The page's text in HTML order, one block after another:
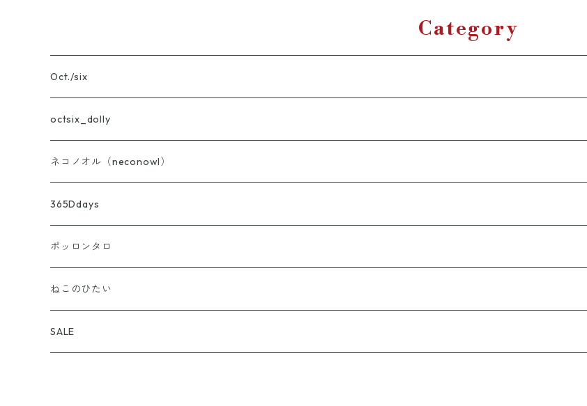
Category
Oct./six
バッグ・ポーチ・布雑貨
ニット
あず灸・ホットピロー
ストーンディフューザー
octsix_dolly
セット
トップス
ボトムス
アウター
バッグ・帽子・靴下・アクセサリー
ネコノオル（neconowl）
バッグ・ポーチ・布雑貨
ホットピロー
ストーンディフューザー
365Ddays
ポッロンタロ
アロマ雑貨
ブレンド精油
ねこのひたい
my aroma
SALE